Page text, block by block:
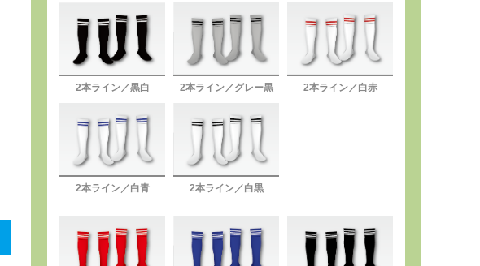
2本ライン／黒白 2本ライン／グレー黒 2本ライン／白赤
2本ライン／白青 2本ライン／白黒